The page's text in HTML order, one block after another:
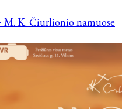
K. Čiurlionio namuose